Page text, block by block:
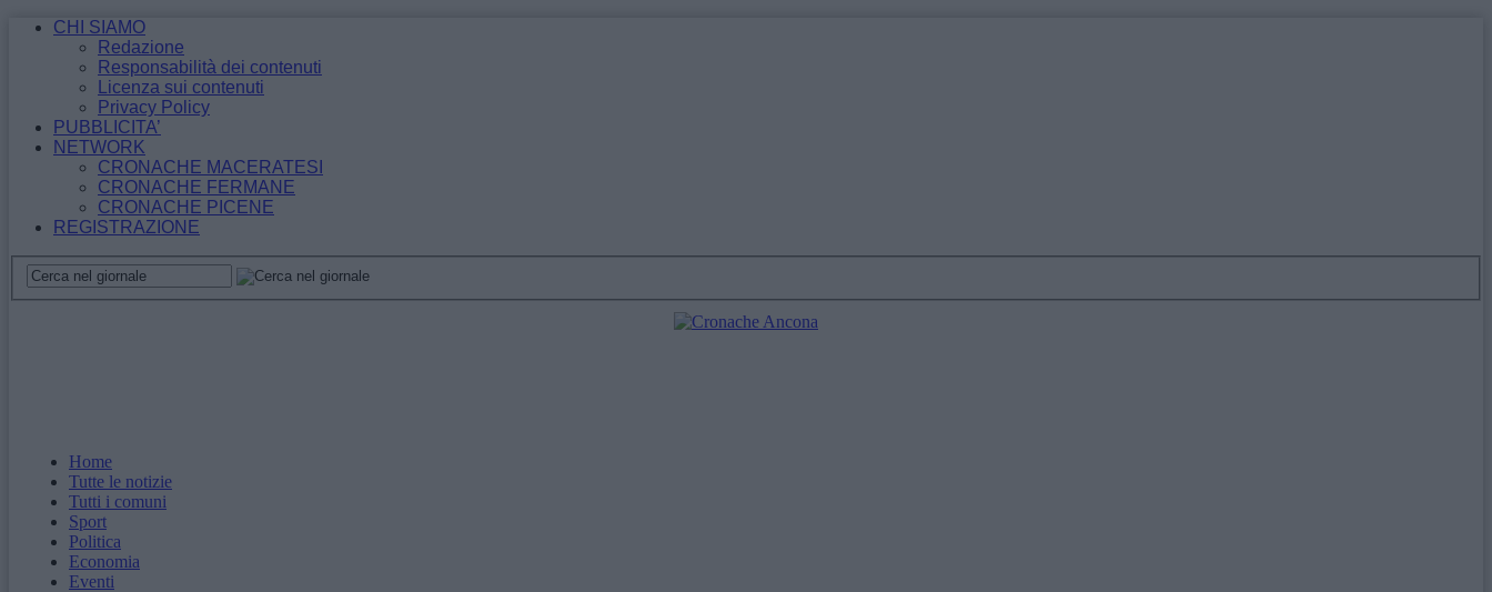
CHI SIAMO
Redazione
Responsabilità dei contenuti
Licenza sui contenuti
Privacy Policy
PUBBLICITA’
NETWORK
CRONACHE MACERATESI
CRONACHE FERMANE
CRONACHE PICENE
REGISTRAZIONE
Home
Tutte le notizie
Tutti i comuni
Sport
Politica
Economia
Eventi